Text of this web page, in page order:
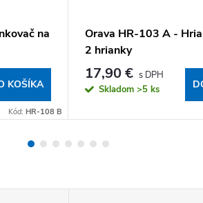
na
KOŠÍKA
Kód: HR-108 B
Orava HR-103 A -
2 hrianky
17,90 €
Skladom >5 ks